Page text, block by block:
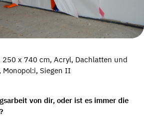
250 x 740 cm, Acryl, Dachlatten und
Monopol:i, Siegen II
von dir, oder ist es immer die